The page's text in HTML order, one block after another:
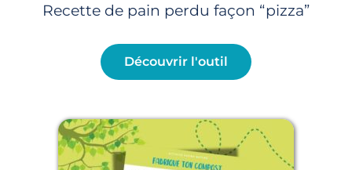
Recette de pain perdu façon “pizza”
Découvrir l'outil